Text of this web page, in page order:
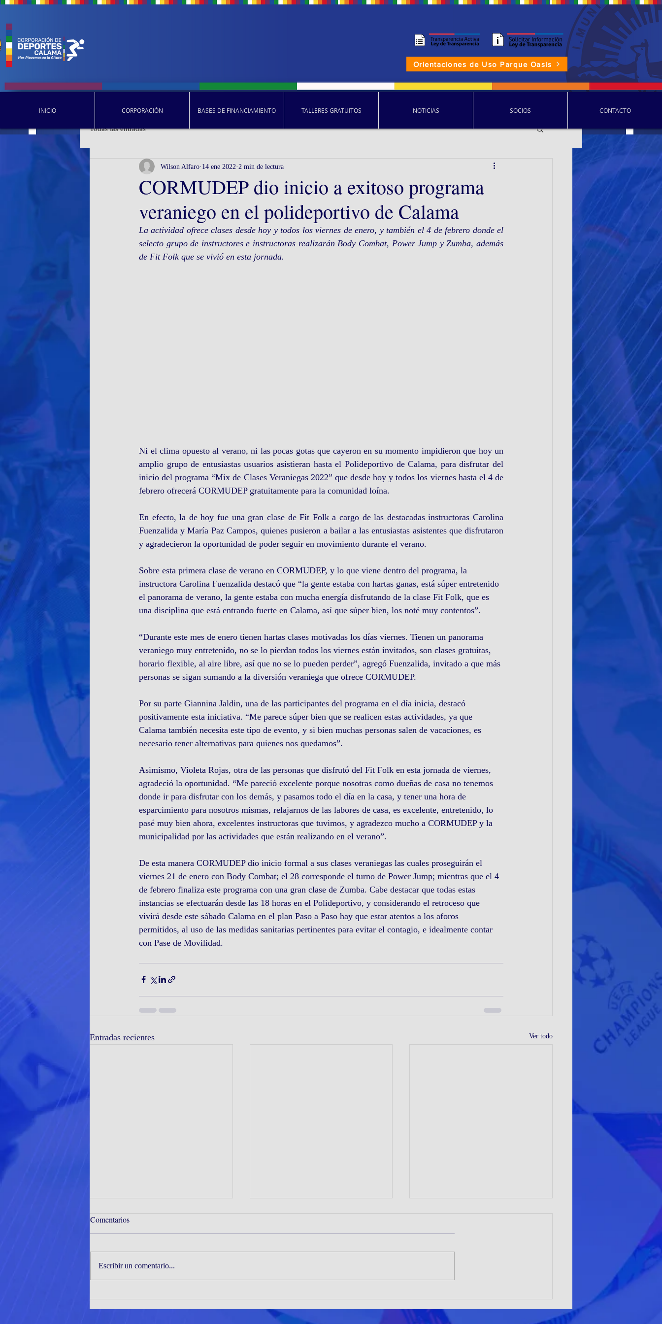
Orientaciones de Uso Parque Oasis
Todas las entradas
CORMUDEP dio inicio a exitoso programa
veraniego en el polideportivo de Calama
Wilson Alfaro 14 ene 2022 2 min de lectura
La actividad ofrece clases desde hoy y todos los viernes de enero, y también el 4 de febrero donde el
selecto grupo de instructores e instructoras realizarán Body Combat, Power Jump y Zumba, además
de Fit Folk que se vivió en esta jornada.
Ni el clima opuesto al verano, ni las pocas gotas que cayeron en su momento impidieron que hoy un
amplio grupo de entusiastas usuarios asistieran hasta el Polideportivo de Calama, para disfrutar del
inicio del programa “Mix de Clases Veraniegas 2022” que desde hoy y todos los viernes hasta el 4 de
febrero ofrecerá CORMUDEP gratuitamente para la comunidad loína.
En efecto, la de hoy fue una gran clase de Fit Folk a cargo de las destacadas instructoras Carolina
Fuenzalida y María Paz Campos, quienes pusieron a bailar a las entusiastas asistentes que disfrutaron
y agradecieron la oportunidad de poder seguir en movimiento durante el verano.
Sobre esta primera clase de verano en CORMUDEP, y lo que viene dentro del programa, la
instructora Carolina Fuenzalida destacó que “la gente estaba con hartas ganas, está súper entretenido
el panorama de verano, la gente estaba con mucha energía disfrutando de la clase Fit Folk, que es
una disciplina que está entrando fuerte en Calama, así que súper bien, los noté muy contentos”.
“Durante este mes de enero tienen hartas clases motivadas los días viernes. Tienen un panorama
veraniego muy entretenido, no se lo pierdan todos los viernes están invitados, son clases gratuitas,
horario flexible, al aire libre, así que no se lo pueden perder”, agregó Fuenzalida, invitado a que más
personas se sigan sumando a la diversión veraniega que ofrece CORMUDEP.
Por su parte Giannina Jaldin, una de las participantes del programa en el día inicia, destacó
positivamente esta iniciativa. “Me parece súper bien que se realicen estas actividades, ya que
Calama también necesita este tipo de evento, y si bien muchas personas salen de vacaciones, es
necesario tener alternativas para quienes nos quedamos”.
Asimismo, Violeta Rojas, otra de las personas que disfrutó del Fit Folk en esta jornada de viernes,
agradeció la oportunidad. “Me pareció excelente porque nosotras como dueñas de casa no tenemos
donde ir para disfrutar con los demás, y pasamos todo el día en la casa, y tener una hora de
esparcimiento para nosotros mismas, relajarnos de las labores de casa, es excelente, entretenido, lo
pasé muy bien ahora, excelentes instructoras que tuvimos, y agradezco mucho a CORMUDEP y la
municipalidad por las actividades que están realizando en el verano”.
De esta manera CORMUDEP dio inicio formal a sus clases veraniegas las cuales proseguirán el
viernes 21 de enero con Body Combat; el 28 corresponde el turno de Power Jump; mientras que el 4
de febrero finaliza este programa con una gran clase de Zumba. Cabe destacar que todas estas
instancias se efectuarán desde las 18 horas en el Polideportivo, y considerando el retroceso que
vivirá desde este sábado Calama en el plan Paso a Paso hay que estar atentos a los aforos
permitidos, al uso de las medidas sanitarias pertinentes para evitar el contagio, e idealmente contar
con Pase de Movilidad.
Entradas recientes Ver todo
IMPLEMENTACIÓN
CORMUDEP DESTACAN EN
EL INTER ZONAL ZONAS 1
DESTACAN EN LA RUTA
CHANGA 2026 DE TALTAL
Comentarios
Escribir un comentario...
INICIO CORPORACIÓN BASES DE FINANCIAMIENTO TALLERES GRATUITOS NOTICIAS SOCIOS CONTACTO